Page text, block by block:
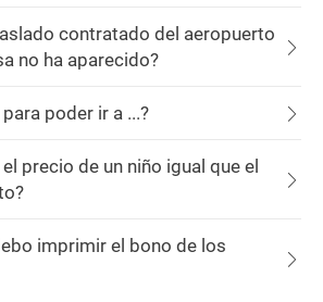
contratado del aeropuerto
no ha aparecido?
poder ir a ...?
precio de un niño igual que el
imprimir el bono de los